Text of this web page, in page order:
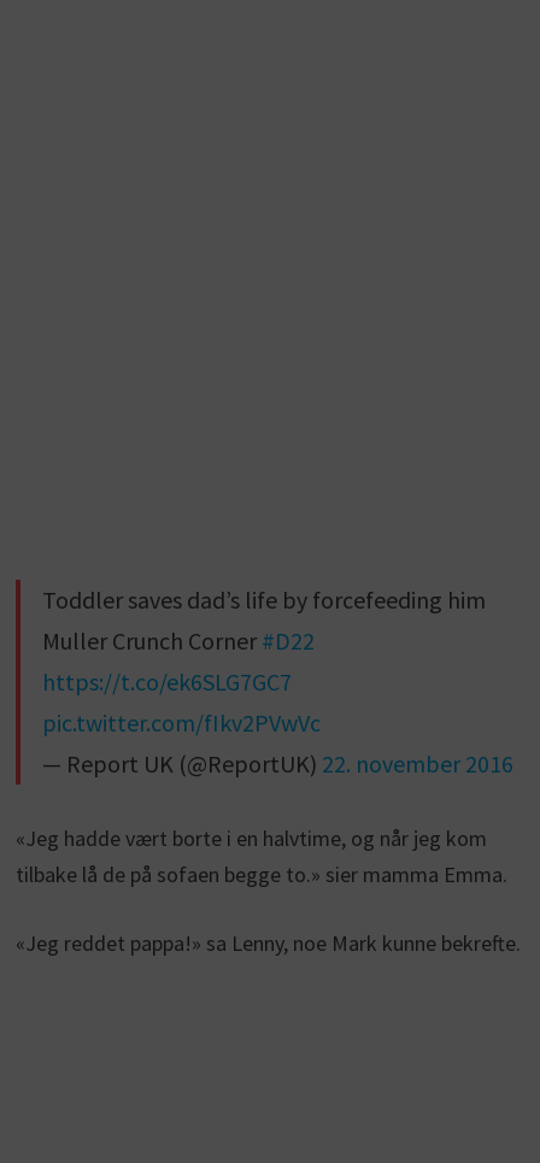
Toddler saves dad’s life by forcefeeding him
Muller Crunch Corner #D22
https://t.co/ek6SLG7GC7
pic.twitter.com/fIkv2PVwVc
— Report UK (@ReportUK) 22. november 2016
«Jeg hadde vært borte i en halvtime, og når jeg kom
tilbake lå de på sofaen begge to.» sier mamma Emma.
«Jeg reddet pappa!» sa Lenny, noe Mark kunne bekrefte.